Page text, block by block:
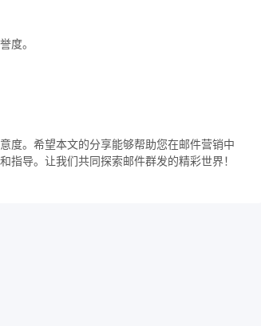
度。
度。希望本文的分享能够帮助您在邮件营销中
导。让我们共同探索邮件群发的精彩世界！